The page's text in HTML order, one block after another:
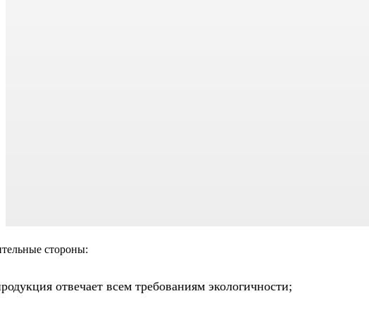
стороны:
отвечает всем требованиям экологичности;